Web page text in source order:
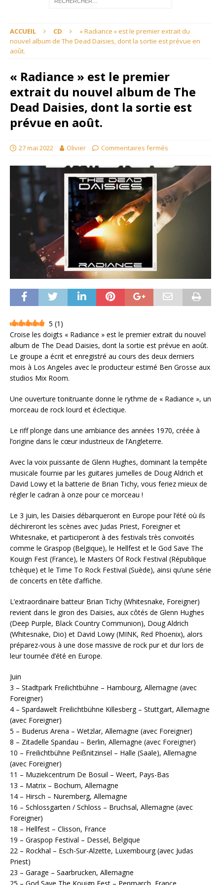
ACCUEIL CD
« Radiance » est le premier extrait du
nouvel album de The Dead Daisies, dont la sortie est prévue en
août.
« Radiance » est le premier
extrait du nouvel album de The
Dead Daisies, dont la sortie est
prévue en août.
27 mai 2022 Olivier Commentaires fermés
5 (1 )
Croise les doigts « Radiance » est le premier extrait du nouvel
album de The Dead Daisies, dont la sortie est prévue en août.
Le groupe a écrit et enregistré au cours des deux derniers
mois à Los Angeles avec le producteur estimé Ben Grosse aux
studios Mix Room.
Une ouverture tonitruante donne le rythme de « Radiance », un
morceau de rock lourd et éclectique.
Le riff plonge dans une ambiance des années 1970, créée à
l’origine dans le cœur industrieux de l’Angleterre.
Avec la voix puissante de Glenn Hughes, dominant la tempête
musicale fournie par les guitares jumelles de Doug Aldrich et
David Lowy et la batterie de Brian Tichy, vous feriez mieux de
régler le cadran à onze pour ce morceau !
Le 3 juin, les Daisies débarqueront en Europe pour l’été où ils
déchireront les scènes avec Judas Priest, Foreigner et
Whitesnake, et participeront à des festivals très convoités
comme le Graspop (Belgique), le Hellfest et le God Save The
Kouign Fest (France), le Masters Of Rock Festival (République
tchèque) et le Time To Rock Festival (Suède), ainsi qu’une série
de concerts en tête d’affiche.
L’extraordinaire batteur Brian Tichy (Whitesnake, Foreigner)
revient dans le giron des Daisies, aux côtés de Glenn Hughes
(Deep Purple, Black Country Communion), Doug Aldrich
(Whitesnake, Dio) et David Lowy (MINK, Red Phoenix), alors
préparez-vous à une dose massive de rock pur et dur lors de
leur tournée d’été en Europe.
Juin
3 – Stadtpark Freilichtbühne – Hambourg, Allemagne (avec
Foreigner)
4 – Spardawelt Freilichtbühne Killesberg – Stuttgart, Allemagne
(avec Foreigner)
5 – Buderus Arena – Wetzlar, Allemagne (avec Foreigner)
8 – Zitadelle Spandau – Berlin, Allemagne (avec Foreigner)
10 – Freilichtbühne Peißnitzinsel – Halle (Saale), Allemagne
(avec Foreigner)
11 – Muziekcentrum De Bosuil – Weert, Pays-Bas
13 – Matrix – Bochum, Allemagne
14 – Hirsch – Nuremberg, Allemagne
16 – Schlossgarten / Schloss – Bruchsal, Allemagne (avec
Foreigner)
18 – Hellfest – Clisson, France
19 – Graspop Festival – Dessel, Belgique
22 – Rockhal – Esch-Sur-Alzette, Luxembourg (avec Judas
Priest)
23 – Garage – Saarbrucken, Allemagne